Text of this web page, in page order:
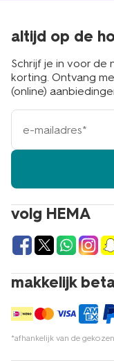
volg HEMA
makkelijk
*afhankelijk van de
altijd op de
Schrijf je in voor de
korting. Ontvang
(online)
e-
mailadres